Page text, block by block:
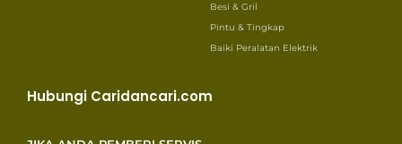
Besi & Gril
Pintu & Tingkap
Baiki Peralatan Elektrik
Hubungi Caridancari.com